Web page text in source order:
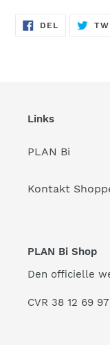
DEL
PÅ
Links
PLAN Bi
Kontakt
PLAN Bi Shop
Den officielle
CVR 38 12 69 97